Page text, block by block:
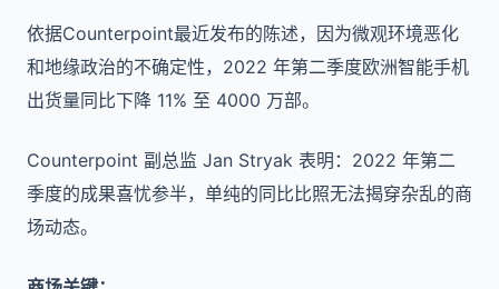
依据Counterpoint最近发布的陈述，因为微观环境恶化
和地缘政治的不确定性，2022 年第二季度欧洲智能手机
出货量同比下降 11% 至 4000 万部。
Counterpoint 副总监 Jan Stryak 表明：2022 年第二
季度的成果喜忧参半，单纯的同比比照无法揭穿杂乱的商
场动态。